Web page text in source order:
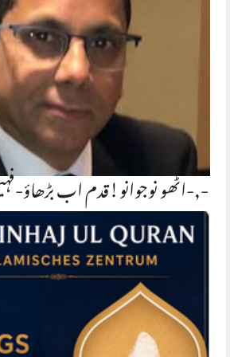
-,-اٹھو نوجوانو!قدم اب بڑھاؤ-